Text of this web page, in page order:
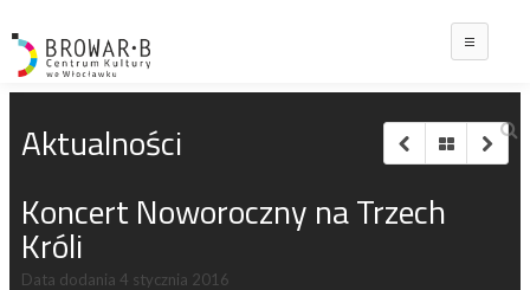
Aktualności
Koncert Noworoczny na Trzech
Króli
Data dodania 4 stycznia 2016